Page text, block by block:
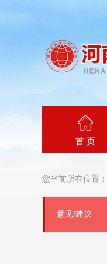
首 页
您当前所在位置：
意见/建议